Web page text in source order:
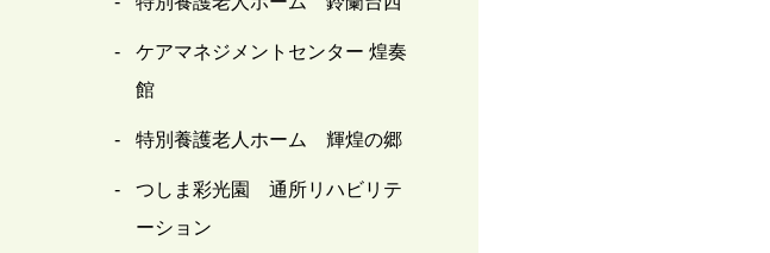
ケアマネジメントセンター 煌奏
館
特別養護老人ホーム 輝煌の郷
つしま彩光園 通所リハビリテ
ーション